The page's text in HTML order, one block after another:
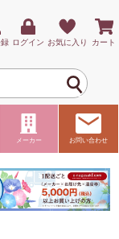
ログイン お気に入り カート
メーカー お問い合わせ